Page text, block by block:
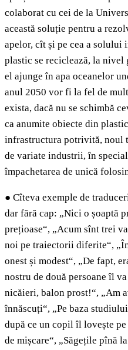
colaborat cu cei de la
această soluție pentru a
apelor, cît și pe cea a
plastic se reciclează, la nivel
el ajunge în apa oceanelor
anul 2050 vor fi la fel de
exista, dacă nu se schimbă
ca anumite obiecte din
infrastructura potrivită, noul
de variate industrii, în
împachetarea de unică
● Cîteva exemple de
dar fără cap: „Nici o șoaptă
prețioase“, „Acum sînt trei
noi pe traiectorii diferite“,
onest și modest“, „De fapt,
nostru de două persoane îl
nicăieri, balon prost!“, „Am
înnăscuți“, „Pe baza
după ce un copil îl lovește
de mișcare“, „Săgețile pînă